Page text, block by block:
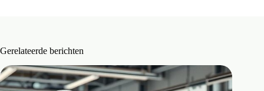
Gerelateerde berichten